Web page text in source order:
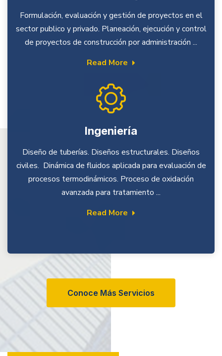
Formulación, evaluación y gestión de proyectos en el
sector publico y privado. Planeación, ejecución y control
de proyectos de construcción por administración ...
Read More
Ingeniería
Diseño de tuberías. Diseños estructurales. Diseños
civiles. Dinámica de fluidos aplicada para evaluación de
procesos termodinámicos. Proceso de oxidación
avanzada para tratamiento ...
Read More
Conoce Más Servicios